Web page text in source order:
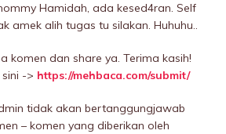
Hamidah, ada kesed4ran. Self
amek alih tugas tu silakan. Huhuhu..
komen dan share ya. Terima kasih!
-> https://mehbaca.com/submit/
tidak akan bertanggungjawab
– komen yang diberikan oleh